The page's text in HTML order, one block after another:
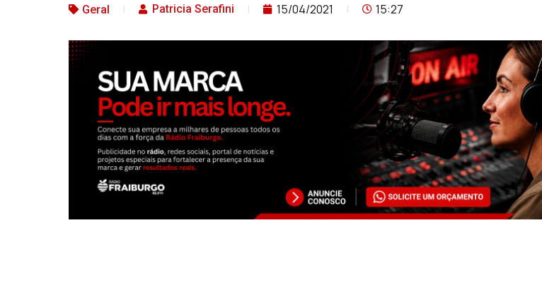
Geral Patricia Serafini 15/04/2021 15:27